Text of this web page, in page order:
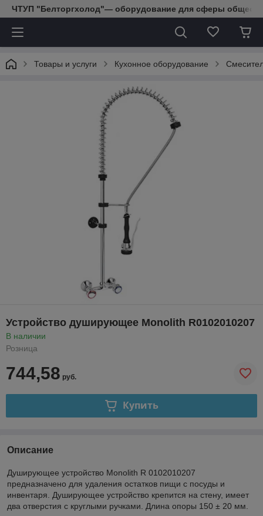
ЧТУП "Белторгхолод"— оборудование для сферы
Товары и услуги Кухонное оборудование
Устройство душирующее Monolith R0102010207
В наличии
Розница
744,58 руб.
Купить
Описание
Душирующее устройство Monolith R 0102010207
предназначено для удаления остатков пищи с посуды и
инвентаря. Душирующее устройство крепится на стену, имеет
два отверстия с круглыми ручками. Длина опоры 150 ± 20 мм.